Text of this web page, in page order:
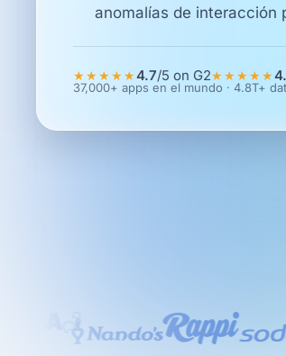
anomalías de interacción
★★★★★4.7/5 on G2★★★★★
37,000+ apps en el mundo · 4.8T+